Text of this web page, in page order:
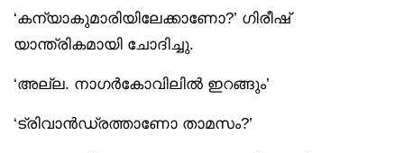
‘കന്യാകുമാരിയിലേക്കാണോ?’ ഗിരീഷ്
യാന്ത്രികമായി ചോദിച്ചു.
‘അല്ല. നാഗർകോവിലിൽ ഇറങ്ങും’
‘ട്രിവാൻഡ്രത്താണോ താമസം?’